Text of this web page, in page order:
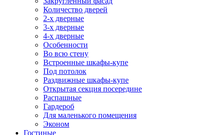
Количество дверей
2-х дверные
3-х дверные
4-х дверные
Особенности
Во всю стену
Встроенные шкафы-купе
Под потолок
Раздвижные шкафы-купе
Открытая секция посередине
Распашные
Гардероб
Для маленького помещения
Эконом
Гостиные